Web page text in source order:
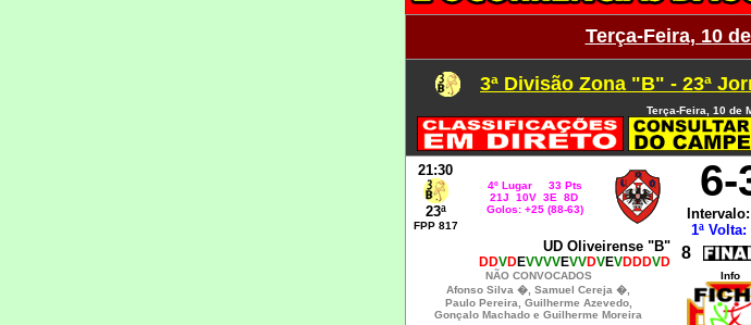
Terça-Feira, 10
3ª Divisão Zona "B" - 23ª
Terça-Feira, 10 de
21:30
23ª
FPP 817
4º Lugar 33 Pts
21J 10V 3E 8D
Golos: +25 (88-63)
6-
1ª Volta:
UD Oliveirense "B"
DDVDEVVVVEVVDVEVDDDVD 8
NÃO CONVOCADOS
Afonso Silva �, Samuel Cereja �,
Paulo Pereira, Guilherme Azevedo,
Gonçalo Machado e Guilherme Moreira
Info